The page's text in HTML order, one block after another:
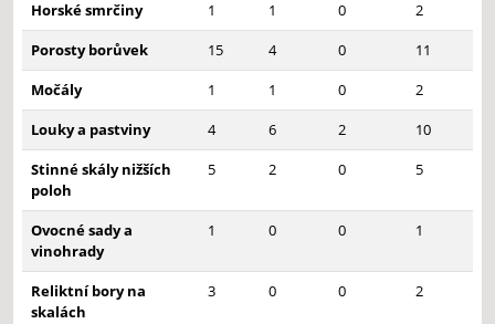
Horské smrčiny 1 1 0
2
Porosty borůvek
15 4 0
11
Močály
1 1 0
2
Louky a pastviny
4 6 2
10
Stinné skály nižších
poloh
5 2 0 5
Ovocné sady a
vinohrady
1 0 0 1
Reliktní bory na
skalách
3 0 0 2